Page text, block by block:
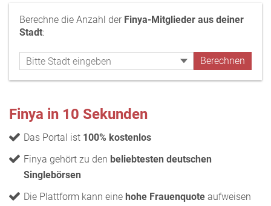
Berechne die Anzahl der Finya-Mitglieder aus deiner
Stadt:
Finya in 10 Sekunden
Das Portal ist 100% kostenlos
Finya gehört zu den beliebtesten deutschen
Singlebörsen
Die Plattform kann eine hohe Frauenquote aufweisen